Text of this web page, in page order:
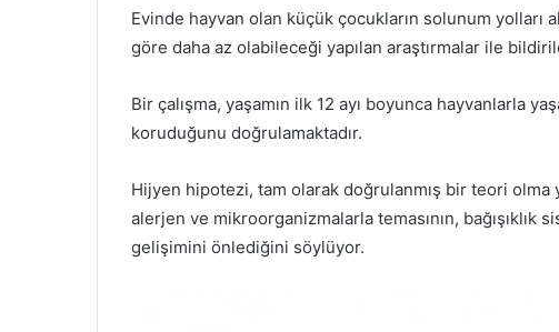
Evinde hayvan olan küçük çocukların solunum
göre daha az olabileceği yapılan araştırmalar ile
Bir çalışma, yaşamın ilk 12 ayı boyunca hayvanlarla
koruduğunu doğrulamaktadır.
Hijyen hipotezi, tam olarak doğrulanmış bir teori
alerjen ve mikroorganizmalarla temasının, bağışıklık
gelişimini önlediğini söylüyor.